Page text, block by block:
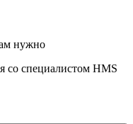
нужно
со специалистом HMS